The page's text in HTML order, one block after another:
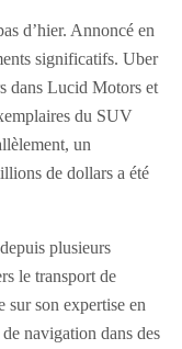
d’hier. Annoncé en
significatifs. Uber
dans Lucid Motors et
du SUV
un
de dollars a été
plusieurs
le transport de
sur son expertise en
navigation dans des